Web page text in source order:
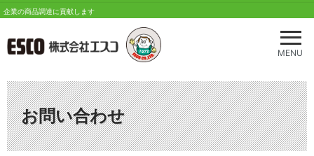
メ
ニ
を
開
く
MENU
企業の商品調達に貢献します
お問い合わせ